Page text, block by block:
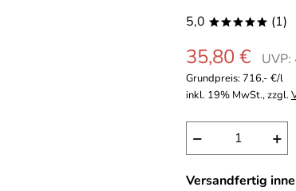
5,0 ***** (1)
35,80 €
Grundpreis:716,- €/l
inkl. 19% MwSt., zzgl.
− +
Versandfertig